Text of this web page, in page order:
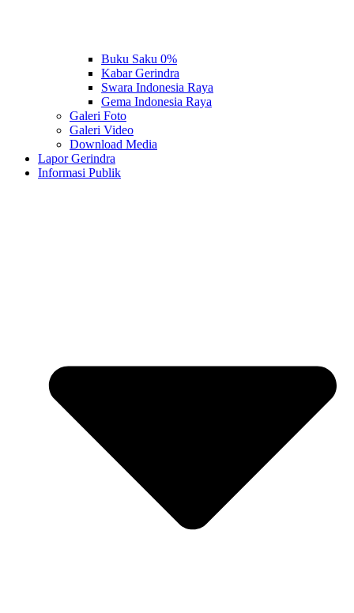
Buku Saku 0%
Kabar Gerindra
Swara Indonesia Raya
Gema Indonesia Raya
Galeri Foto
Galeri Video
Download Media
Lapor Gerindra
Informasi Publik